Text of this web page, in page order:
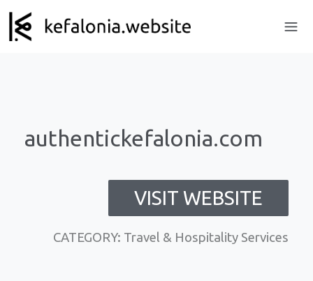
authentickefalonia.com
VISIT WEBSITE
CATEGORY: Travel & Hospitality Services